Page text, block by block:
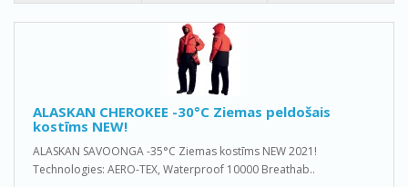
ALASKAN CHEROKEE -30°C Ziemas peldošais
kostīms NEW!
ALASKAN SAVOONGA -35°C Ziemas kostīms NEW 2021!
Technologies: AERO-TEX, Waterproof 10000 Breathab..